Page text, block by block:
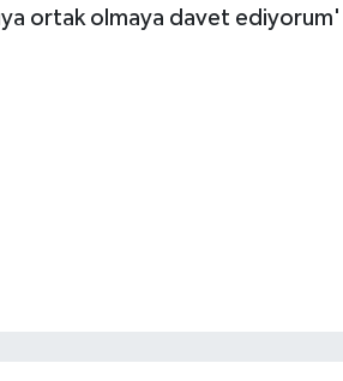
ortak olmaya davet ediyorum'